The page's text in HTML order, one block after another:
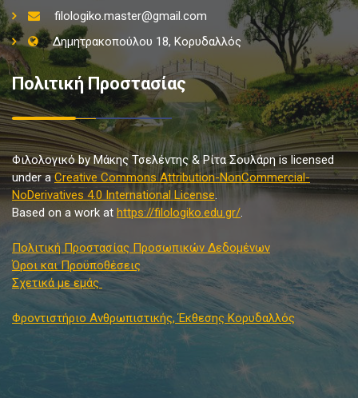
filologiko.master@gmail.com
Δημητρακοπούλου 18, Κορυδαλλός
Πολιτική Προστασίας
Φιλολογικό by Μάκης Τσελέντης & Ρίτα Σουλάρη is licensed
under a Creative Commons Attribution-NonCommercial-
NoDerivatives 4.0 International License
Based on a work at https://filologiko.edu.gr/
Πολιτική Προστασίας Προσωπικών Δεδομένων
Όροι και Προϋποθέσεις
Σχετικά με εμάς
Φροντιστήριο Ανθρωπιστικής, Έκθεσης Κορυδαλλός